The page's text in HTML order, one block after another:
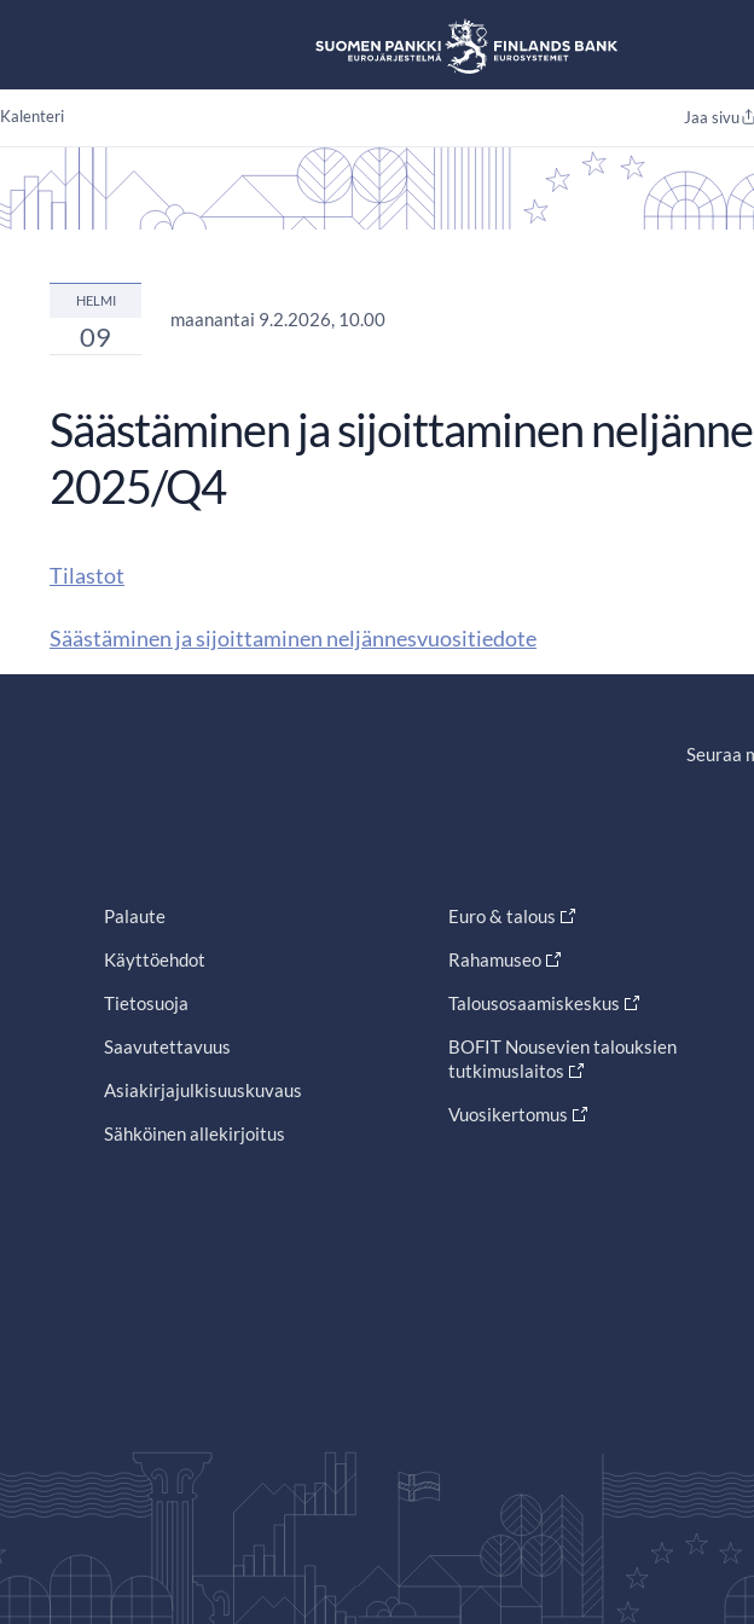
Kalenteri Jaa sivu
HELMI
09
maanantai 9.2.2026, 10.00
Säästäminen ja sijoittaminen
2025/Q4
Tilastot
Säästäminen ja sijoittaminen neljännesvuositiedote
Seuraa
Palaute
Käyttöehdot
Tietosuoja
Saavutettavuus
Asiakirjajulkisuuskuvaus
Sähköinen allekirjoitus
Euro & talous
Rahamuseo
Talousosaamiskeskus
BOFIT Nousevien talouksien
tutkimuslaitos
Vuosikertomus